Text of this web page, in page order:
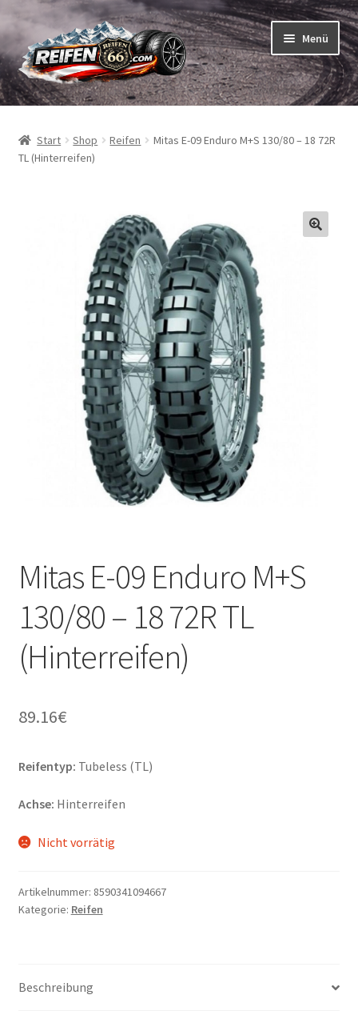
Zur
Navigation
springen
Zum
Inhalt
springen
Menü
Reifen
Schläuche
Start Shop Reifen
Mitas E-09 Enduro M+S 130/80 – 18 72R
TL (Hinterreifen)
Mitas E-09 Enduro M+S
130/80 – 18 72R TL
(Hinterreifen)
89.16€
Reifentyp: Tubeless (TL)
Achse: Hinterreifen
Nicht vorrätig
Artikelnummer: 8590341094667
Kategorie: Reifen
Beschreibung